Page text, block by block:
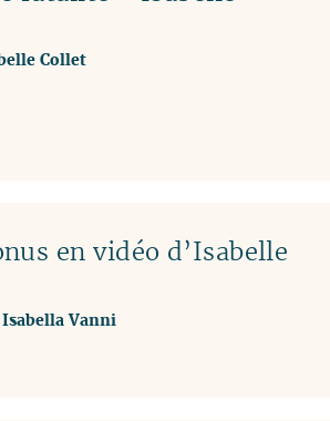
Collet
en vidéo d’Isabelle
Isabella Vanni